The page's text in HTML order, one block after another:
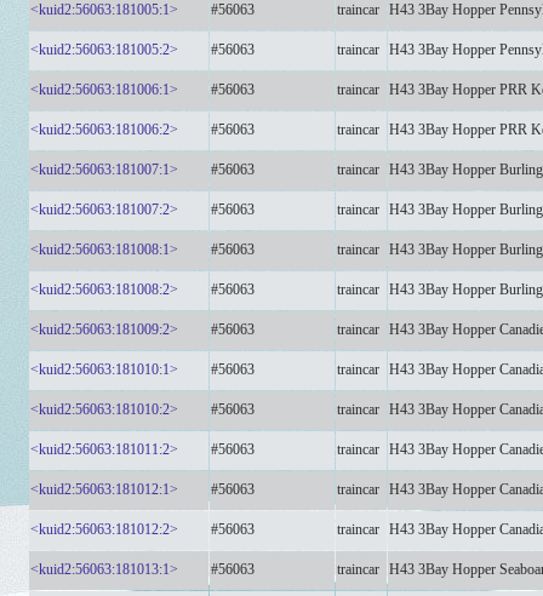
<kuid2:56063:181005:1> #56063 traincar H43 3Bay Hopper
<kuid2:56063:181005:2> #56063 traincar H43 3Bay Hopper
<kuid2:56063:181006:1> #56063 traincar H43 3Bay Hopper PRR
<kuid2:56063:181006:2> #56063 traincar H43 3Bay Hopper PRR
<kuid2:56063:181007:1> #56063 traincar H43 3Bay Hopper
<kuid2:56063:181007:2> #56063 traincar H43 3Bay Hopper
<kuid2:56063:181008:1> #56063 traincar H43 3Bay Hopper
<kuid2:56063:181008:2> #56063 traincar H43 3Bay Hopper
<kuid2:56063:181009:2> #56063 traincar H43 3Bay Hopper
<kuid2:56063:181010:1> #56063 traincar H43 3Bay Hopper
<kuid2:56063:181010:2> #56063 traincar H43 3Bay Hopper
<kuid2:56063:181011:2> #56063 traincar H43 3Bay Hopper
<kuid2:56063:181012:1> #56063 traincar H43 3Bay Hopper
<kuid2:56063:181012:2> #56063 traincar H43 3Bay Hopper
<kuid2:56063:181013:1> #56063 traincar H43 3Bay Hopper